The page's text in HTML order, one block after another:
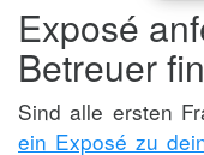
Exposé
Betreuer
Sind alle ersten
ein Exposé zu